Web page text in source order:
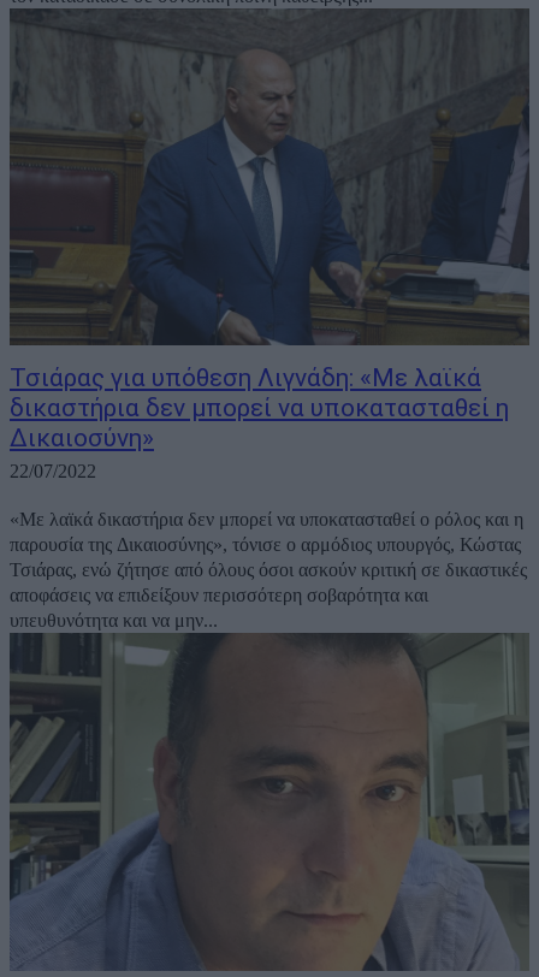
Τσιάρας για υπόθεση Λιγνάδη: «Με λαϊκά
δικαστήρια δεν μπορεί να υποκατασταθεί η
Δικαιοσύνη»
22/07/2022
«Με λαϊκά δικαστήρια δεν μπορεί να υποκατασταθεί ο ρόλος και η
παρουσία της Δικαιοσύνης», τόνισε ο αρμόδιος υπουργός, Κώστας
Τσιάρας, ενώ ζήτησε από όλους όσοι ασκούν κριτική σε δικαστικές
αποφάσεις να επιδείξουν περισσότερη σοβαρότητα και
υπευθυνότητα και να μην...